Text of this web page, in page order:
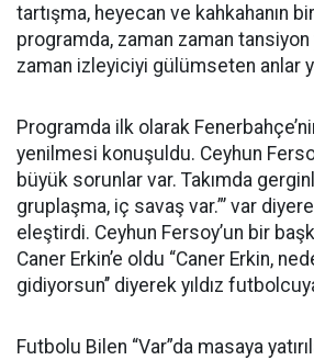
tartışma, heyecan ve kahkahanın
programda, zaman zaman
zaman izleyiciyi gülümseten anlar
Programda ilk olarak
yenilmesi konuşuldu. Ceyhun
büyük sorunlar var. Takımda
gruplaşma, iç savaş var.”’ var
eleştirdi. Ceyhun Fersoy’un bir
Caner Erkin’e oldu “Caner Erkin,
gidiyorsun’’ diyerek yıldız
Futbolu Bilen “Var”da masaya